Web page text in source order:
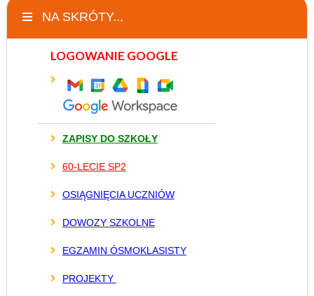
NA SKRÓTY...
LOGOWANIE GOOGLE
ZAPISY DO SZKOŁY
60-LECIE SP2
OSIĄGNIĘCIA UCZNIÓW
DOWOZY SZKOLNE
EGZAMIN ÓSMOKLASISTY
PROJEKTY